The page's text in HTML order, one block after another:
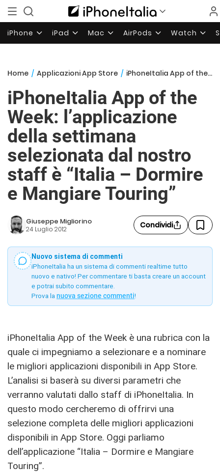
iPhone iPad Mac AirPods Watch
Home / Applicazioni App Store / iPhoneItalia App of the Week: l’applicazione della settimana selezionata dal nostro staff è “Italia – Dormire e Mangiare Touring”
iPhoneItalia App of the
Week: l’applicazione
della settimana
selezionata dal nostro
staff è “Italia – Dormire
e Mangiare Touring”
Giuseppe Migliorino
24 Luglio 2012 Condividi
Nuovo sistema di commenti
iPhoneItalia ha un sistema di commenti realtime tutto
nuovo e nativo! Per commentare ti basta creare un account
e potrai subito commentare.
Prova la nuova sezione commenti!
iPhoneItalia App of the Week è una rubrica con la
quale ci impegniamo a selezionare e a nominare
le migliori applicazioni disponibili in App Store.
L’analisi si baserà su diversi parametri che
verranno valutati dallo staff di iPhoneItalia. In
questo modo cercheremo di offrirvi una
selezione completa delle migliori applicazioni
disponibili in App Store. Oggi parliamo
dell’applicazione “Italia – Dormire e Mangiare
Touring”.